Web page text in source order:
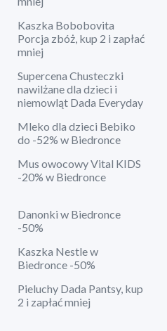
Kaszka Bobobovita
Porcja zbóż, kup 2 i zapłać
mniej
Supercena Chusteczki
nawilżane dla dzieci i
niemowląt Dada Everyday
Mleko dla dzieci Bebiko
do -52% w Biedronce
Mus owocowy Vital KIDS
-20% w Biedronce
Danonki w Biedronce
-50%
Kaszka Nestle w
Biedronce -50%
Pieluchy Dada Pantsy, kup
2 i zapłać mniej